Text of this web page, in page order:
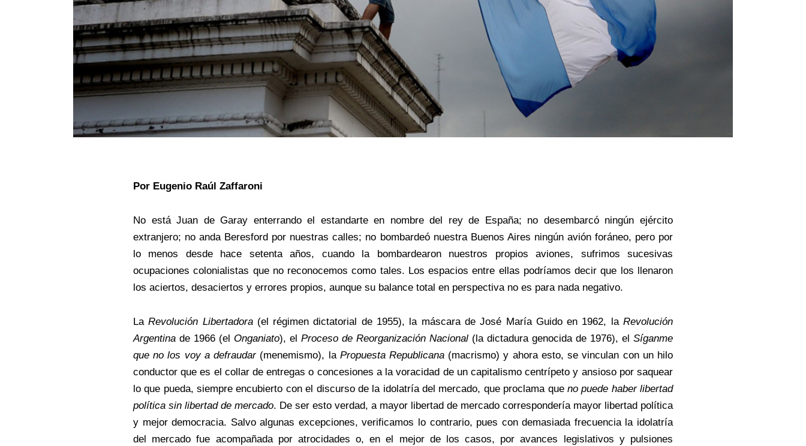
Por Eugenio Raúl Zaffaroni
No está Juan de Garay enterrando el estandarte en nombre del rey de España; no desembarcó ningún ejército
extranjero; no anda Beresford por nuestras calles; no bombardeó nuestra Buenos Aires ningún avión foráneo, pero por
lo menos desde hace setenta años, cuando la bombardearon nuestros propios aviones, sufrimos sucesivas
ocupaciones colonialistas que no reconocemos como tales. Los espacios entre ellas podríamos decir que los llenaron
los aciertos, desaciertos y errores propios, aunque su balance total en perspectiva no es para nada negativo.
LaRevolución Libertadora(el régimen dictatorial de 1955), la máscara de José María Guido en 1962, laRevolución
Argentina de 1966 (el Onganiato), el Proceso de Reorganización Nacional (la dictadura genocida de 1976), el Síganme
que no los voy a defraudar (menemismo), la Propuesta Republicana (macrismo) y ahora esto, se vinculan con un hilo
conductor que es el collar de entregas o concesiones a la voracidad de un capitalismo centrípeto y ansioso por saquear
lo que pueda, siempre encubierto con el discurso de la idolatría del mercado, que proclama que no puede haber libertad
política sin libertad de mercado. De ser esto verdad, a mayor libertad de mercado correspondería mayor libertad política
y mejor democracia. Salvo algunas excepciones, verificamos lo contrario, pues con demasiada frecuencia la idolatría
del mercado fue acompañada por atrocidades o, en el mejor de los casos, por avances legislativos y pulsiones